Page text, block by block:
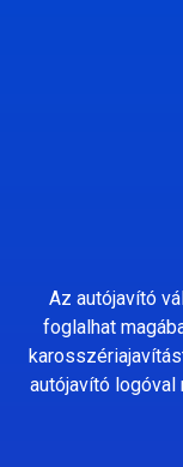
Az autójavító
foglalhat
autójavító logóval